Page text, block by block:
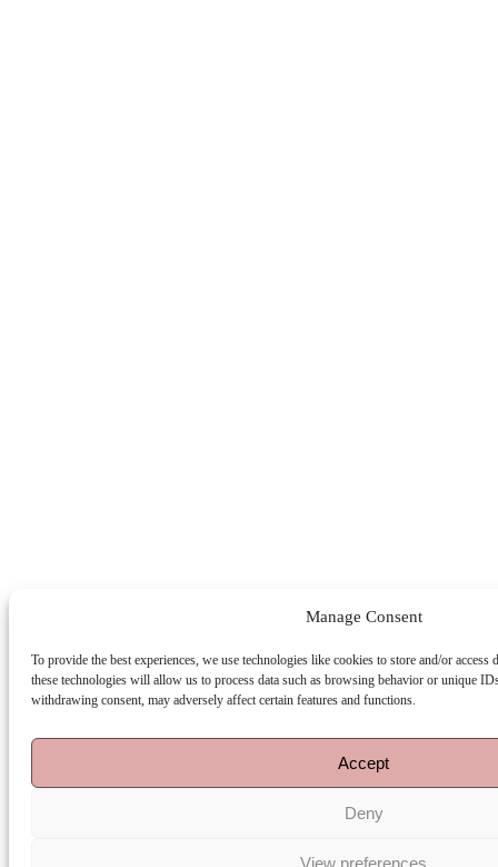
Manage Consent
To provide the best experiences, we use technologies like cookies to store and/or
these technologies will allow us to process data such as browsing behavior or unique
withdrawing consent, may adversely affect certain features and functions.
Accept
Deny
View preferences